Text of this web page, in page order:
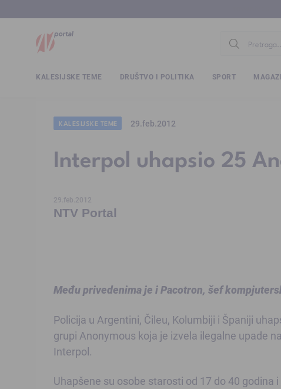
KALESIJSKE TEME DRUŠTVO I POLITIKA SPORT
KALESIJSKE TEME 29.feb.2012
Interpol uhapsio 25
29.feb.2012
NTV Portal
Među privedenima je i Pacotron, šef
Policija u Argentini, Čileu, Kolumbiji i Španiji
grupi Anonymous koja je izvela ilegalne upade
Interpol.
Uhapšene su osobe starosti od 17 do 40